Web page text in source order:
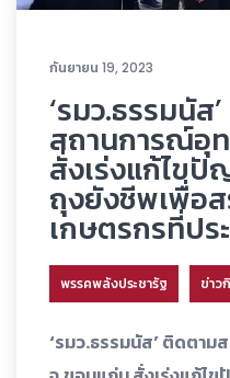
กันยายน 19, 2023
‘รมว.ธรรมนัส
สถานการณ์อุ
สั่งเร่งแก้ไข
ถุงยังชีพเพื่อ
เกษตรกรที่ปร
พรรคพลังประชารัฐ ข่าว
‘รมว.ธรรมนัส’ ติดตา